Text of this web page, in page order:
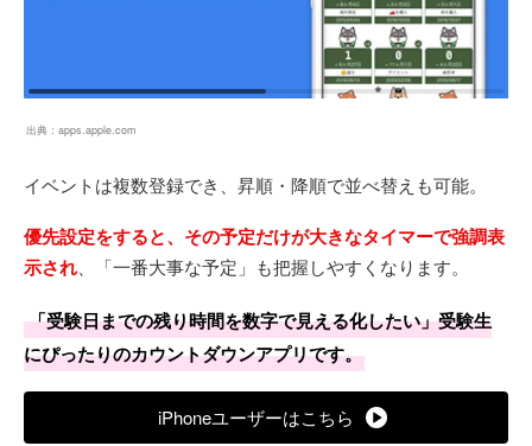
出典： apps.apple.com
イベントは複数登録でき、昇順・降順で並べ替えも可能。
優先設定をすると、その予定だけが大きなタイマーで強調表
示され、「一番大事な予定」も把握しやすくなります。
「受験日までの残り時間を数字で見える化したい」受験生
にぴったりのカウントダウンアプリです。
iPhoneユーザーはこちら